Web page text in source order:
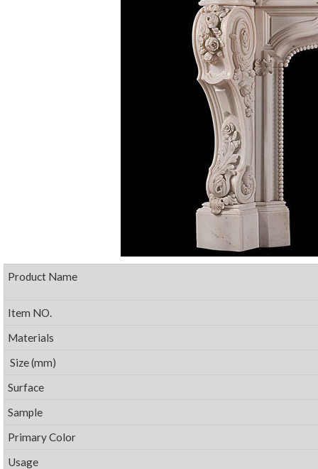
Product Name
Item NO.
Materials
Size (mm)
Surface
Sample
Primary Color
Usage